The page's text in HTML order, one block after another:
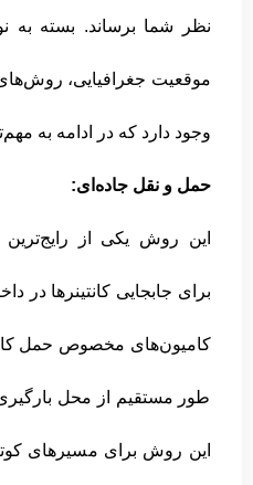
نظر شما برساند. بسته به
موقعیت جغرافیایی، روش‌های
وجود دارد که در ادامه به
حمل و نقل جاده‌ای:
این روش یکی از
برای جابجایی کانتینرها در
کامیون‌های مخصوص حمل
طور مستقیم از محل
این روش برای مسیرهای